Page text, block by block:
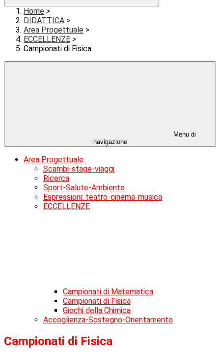
Home >
DIDATTICA >
Area Progettuale >
ECCELLENZE >
Campionati di Fisica
Menu di
navigazione
Area Progettuale
Scambi-stage-viaggi
Ricerca
Sport-Salute-Ambiente
Espressioni: teatro-cinema-musica
ECCELLENZE
Campionati di Matematica
Campionati di Fisica
Giochi della Chimica
Accoglienza-Sostegno-Orientamento
Campionati di Fisica